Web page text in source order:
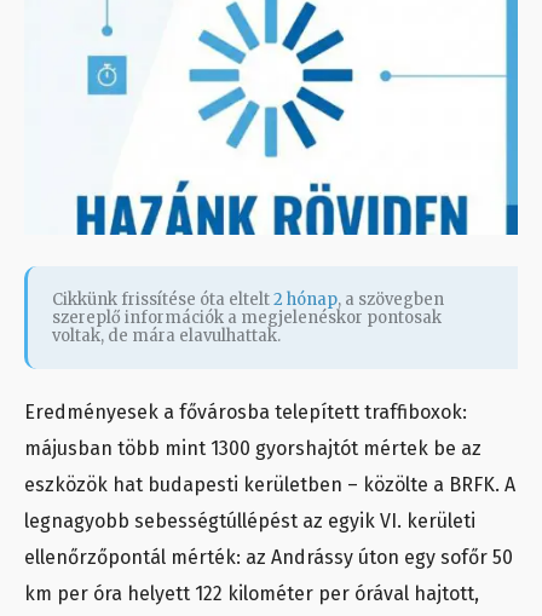
Cikkünk frissítése óta eltelt2 hónap, a szövegben
szereplő információk a megjelenéskor pontosak
voltak, de mára elavulhattak.
Eredményesek a fővárosba telepített traffiboxok:
májusban több mint 1300 gyorshajtót mértek be az
eszközök hat budapesti kerületben – közölte a BRFK. A
legnagyobb sebességtúllépést az egyik VI. kerületi
ellenőrzőpontál mérték: az Andrássy úton egy sofőr 50
km per óra helyett 122 kilométer per órával hajtott,